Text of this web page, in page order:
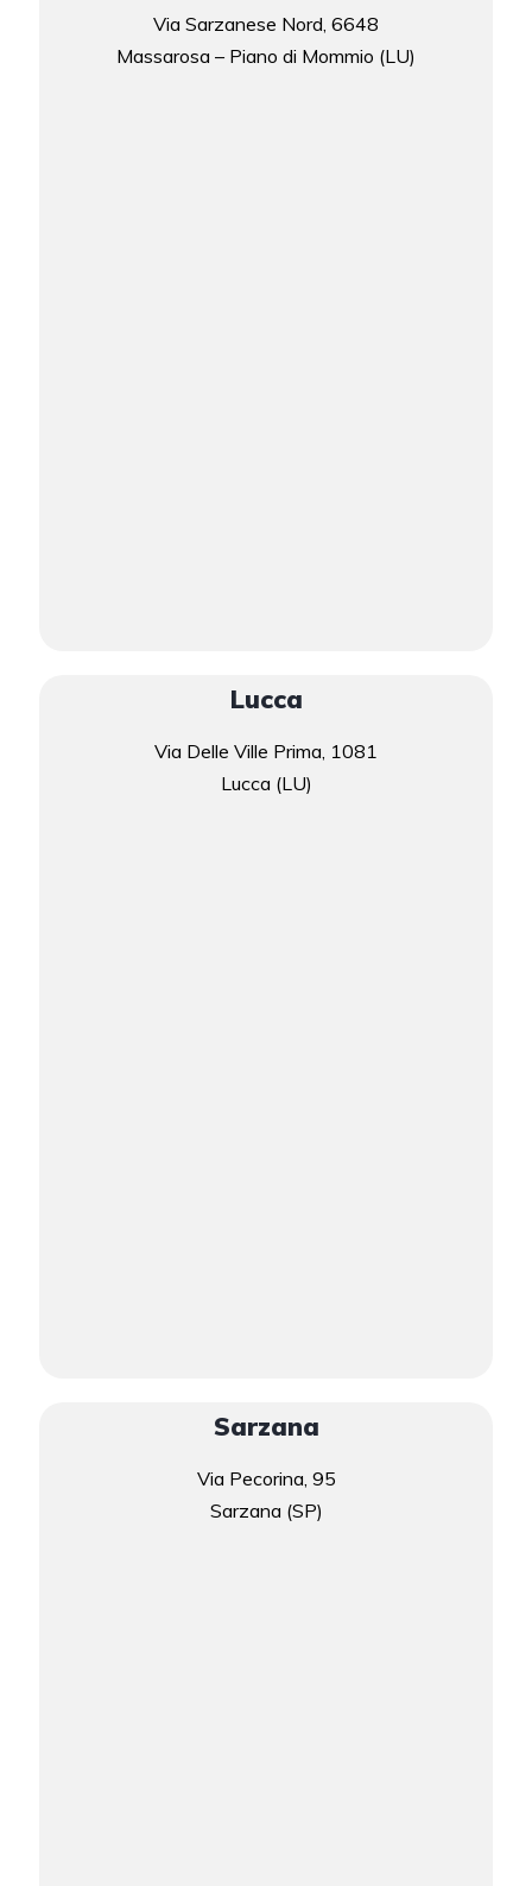
Via Sarzanese Nord, 6648
Massarosa – Piano di Mommio (LU)
Lucca
Via Delle Ville Prima, 1081
Lucca (LU)
Sarzana
Via Pecorina, 95
Sarzana (SP)